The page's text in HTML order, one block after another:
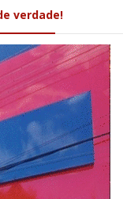
verdade!